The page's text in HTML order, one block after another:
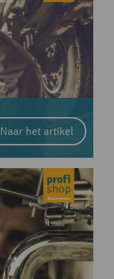
Naar het artikel